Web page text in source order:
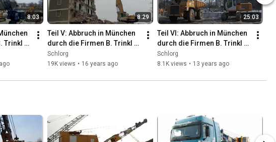
8:03
Trinkl
8:29
Teil V: Abbruch in München
durch die Firmen B. Trinkl
und Abbruch LUFF
Schlorg
19K views • 16 years ago
25:03
Teil VI: Abbruch in München
durch die Firmen B. Trinkl
und Abbruch LUFF
Schlorg
8.1K views • 13 years ago